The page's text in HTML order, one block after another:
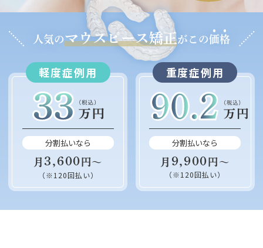
人気のマウスピース矯正がこの価格
軽度症例用
分割払いなら
月 3,600 円～
（※120回払い）
重度症例用
分割払いなら
月 9,900 円～
（※120回払い）